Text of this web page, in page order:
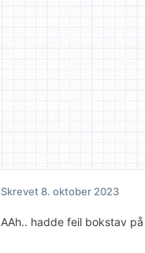
Skrevet8. oktober 2023
AAh.. hadde feil bokstav